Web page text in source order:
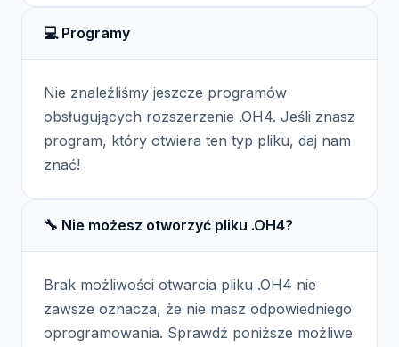
Overhoor.
zaufanego źródła. Należy być ostrożnym przy
plikach z nieznanych źródeł.
💻 Programy
Nie znaleźliśmy jeszcze programów
obsługujących rozszerzenie .OH4. Jeśli znasz
program, który otwiera ten typ pliku, daj nam
znać!
🔧 Nie możesz otworzyć pliku .OH4?
Brak możliwości otwarcia pliku .OH4 nie
zawsze oznacza, że nie masz odpowiedniego
oprogramowania. Sprawdź poniższe możliwe